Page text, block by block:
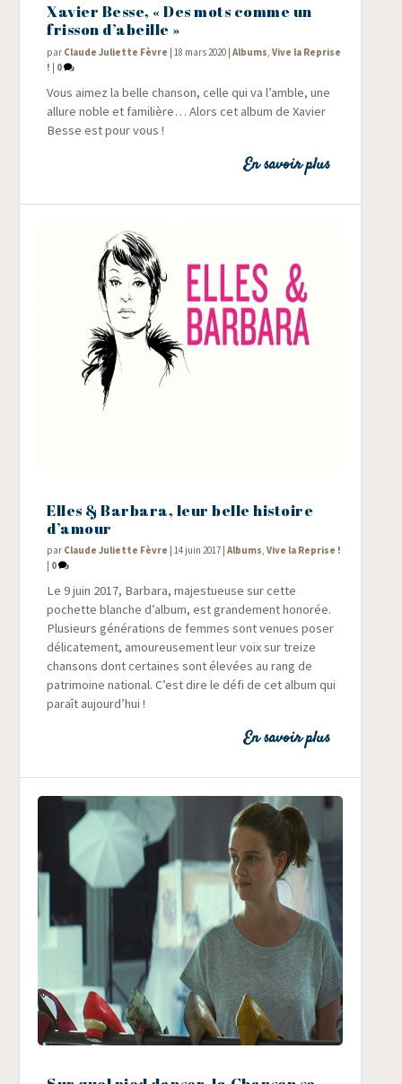
Xavier Besse, « Des mots comme un
frisson d’abeille »
par Claude Juliette Fèvre | 18 mars 2020 |Albums ,Vive la Reprise
! | 0
Vous aimez la belle chan­son, celle qui va l’amble, une
allure noble et fami­lière… Alors cet album de Xavier
Besse est pour vous !
En savoir plus
Elles & Barbara, leur belle histoire
d’amour
par Claude Juliette Fèvre |14 juin 2017 |Albums,Vive la Reprise !
0
Le 9 juin 2017, Bar­ba­ra, majes­tueuse sur cette
pochette blanche d’album, est gran­de­ment hono­rée.
Plu­sieurs géné­ra­tions de femmes sont venues poser
déli­ca­te­ment, amou­reu­se­ment leur voix sur treize
chan­sons dont cer­taines sont éle­vées au rang de
patri­moine natio­nal. C’est dire le défi de cet album qui
paraît aujourd’hui !
En savoir plus